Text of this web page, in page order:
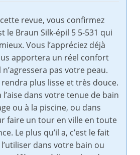
revue, vous confirmez
le Braun Silk-épil 5 5-531 qui
Vous l’appréciez déjà
apportera un réel confort
n’agressera pas votre peau.
plus lisse et très douce.
l’aise dans votre tenue de bain
ou à la piscine, ou dans
faire un tour en ville en toute
Le plus qu’il a, c’est le fait
dans votre bain ou